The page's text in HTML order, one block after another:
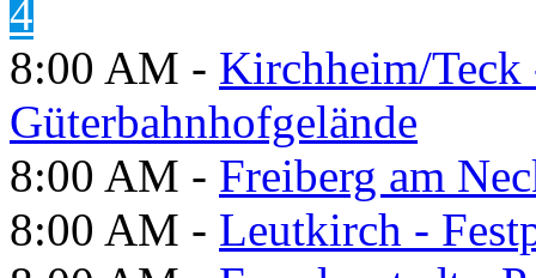
4
8:00 AM - Kirchheim/Teck
Güterbahnhofgelände
8:00 AM - Freiberg am
8:00 AM - Leutkirch -